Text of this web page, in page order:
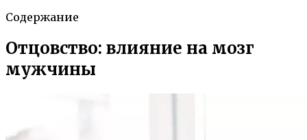
Содержание
Отцовство: влияние на мозг
мужчины